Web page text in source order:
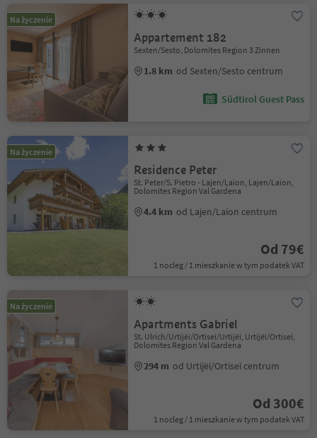
Na życzenie
Appartement 182
Sexten/Sesto, Dolomites Region 3 Zinnen
1.8 km od Sexten/Sesto centrum
Südtirol Guest Pass
Na życzenie
Residence Peter
St. Peter/S. Pietro - Lajen/Laion, Lajen/Laion,
Dolomites Region Val Gardena
4.4 km od Lajen/Laion centrum
Od 79€
1 nocleg / 1 mieszkanie w tym podatek VAT
Na życzenie
Apartments Gabriel
St. Ulrich/Urtijëi/Ortisei/Urtijëi, Urtijëi/Ortisei,
Dolomites Region Val Gardena
294 m od Urtijëi/Ortisei centrum
Od 300€
1 nocleg / 1 mieszkanie w tym podatek VAT